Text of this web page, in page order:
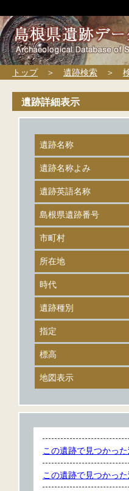
トップ＞ 遺跡検索 ＞
遺跡詳細表示
遺跡名称
遺跡名称よみ
遺跡英語名称
島根県遺跡番号
市町村
所在地
時代
遺跡種別
指定
標高
地図表示
この遺跡で見つかった
この遺跡で見つかった